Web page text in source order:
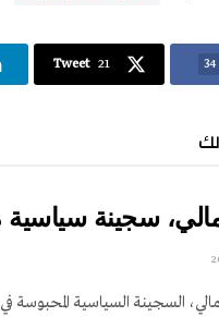
34
Tweet 21
سجينة
السجينة السياسية المحبوسة